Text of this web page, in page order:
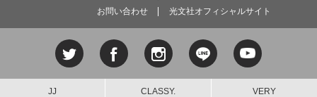
お問い合わせ
光文社オフィシャルサイト
JJ CLASSY. VERY